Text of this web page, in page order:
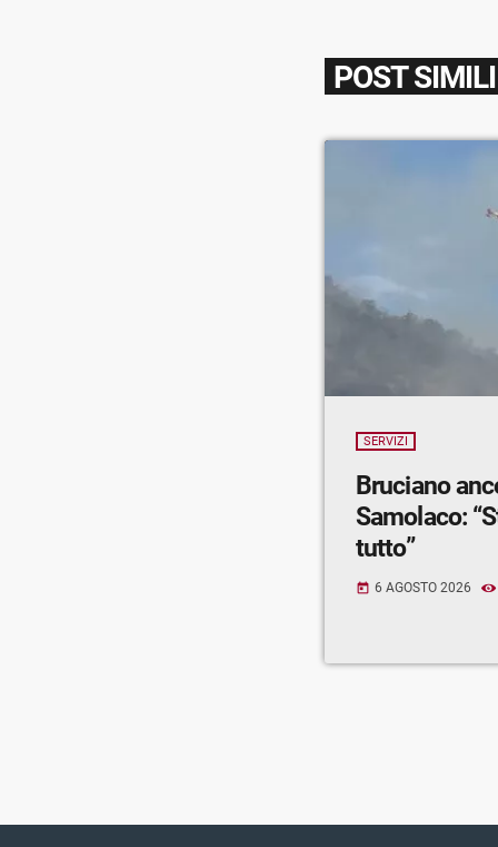
POST SIMILI
SERVIZI
Bruciano
Samolaco:
tutto”
today 6 AGOSTO 2026